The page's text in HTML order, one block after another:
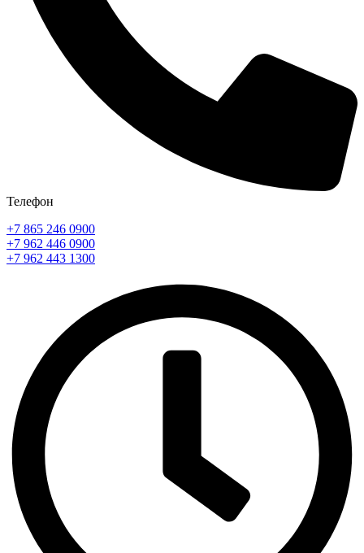
Телефон
+7 865 246 0900
+7 962 446 0900
+7 962 443 1300